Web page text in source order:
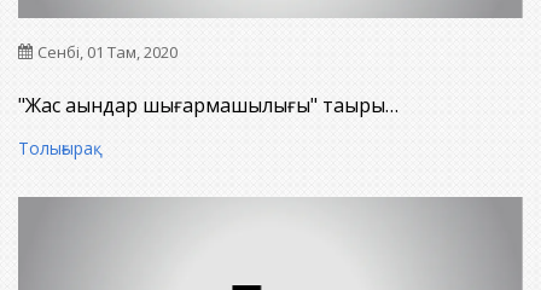
Сенбі, 01 Там, 2020
"Жас ақындар шығармашылығы" тақыры…
Толығырақ